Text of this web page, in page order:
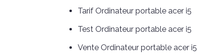
Tarif Ordinateur portable acer i5
Test Ordinateur portable acer i5
Vente Ordinateur portable acer i5